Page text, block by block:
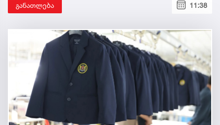
განათლება 11:38